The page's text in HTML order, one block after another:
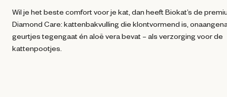
Wil je het beste comfort voor je kat, dan heeft Biokat’s de
Diamond Care: kattenbakvulling die klontvormend is,
geurtjes tegengaat én aloë vera bevat – als verzorging voor de
kattenpootjes.